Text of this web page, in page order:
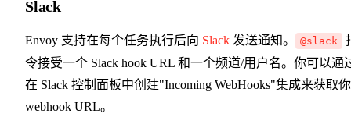
Slack
Envoy 支持在每个任务执行后向 Slack 发送通知。 @slack
令接受一个 Slack hook URL 和一个频道/用户名。你可以通
在 Slack 控制面板中创建"Incoming WebHooks"集成来获取
webhook URL。